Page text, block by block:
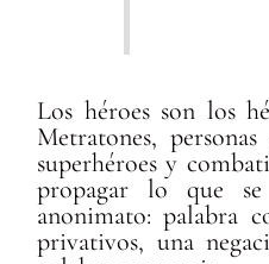
Los héroes son los
Metratones,
superhéroes y
propagar lo que
anonimato: palabra
privativos, una